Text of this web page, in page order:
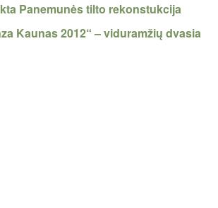
Panemunės tilto rekonstukcija
Kaunas 2012“ – viduramžių dvasia